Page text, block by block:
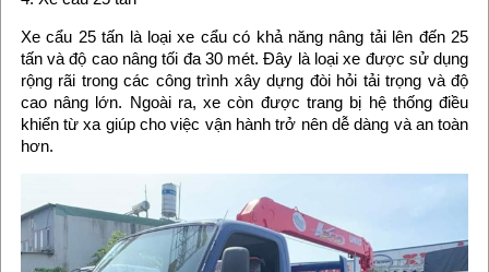
Xe cẩu 25 tấn là loại xe cẩu có khả năng nâng tải lên đến 25
tấn và độ cao nâng tối đa 30 mét. Đây là loại xe được sử dụng
rộng rãi trong các công trình xây dựng đòi hỏi tải trọng và độ
cao nâng lớn. Ngoài ra, xe còn được trang bị hệ thống điều
khiển từ xa giúp cho việc vận hành trở nên dễ dàng và an toàn
hơn.